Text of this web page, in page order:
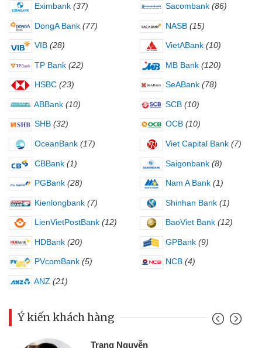
Eximbank (37) Sacombank (86)
DongA Bank (77) NASB (15)
VIB (28) VietABank (10)
TP Bank (22) MB Bank (120)
HSBC (23) SeABank (78)
ABBank (10) SCB (10)
SHB (32) OCB (10)
OceanBank (17) Viet Capital Bank (7)
CBBank (1) Saigonbank (8)
PGBank (28) Nam A Bank (1)
Kienlongbank (7) Shinhan Bank (1)
LienVietPostBank (12) BaoViet Bank (12)
HDBank (20) GPBank (9)
PVcomBank (5) NCB (4)
ANZ (21)
Ý kiến khách hàng